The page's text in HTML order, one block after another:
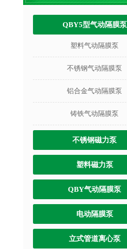
QBY5型气动隔膜泵
塑料气动隔膜泵
不锈钢气动隔膜泵
铝合金气动隔膜泵
铸铁气动隔膜泵
不锈钢磁力泵
塑料磁力泵
QBY气动隔膜泵
电动隔膜泵
立式管道离心泵